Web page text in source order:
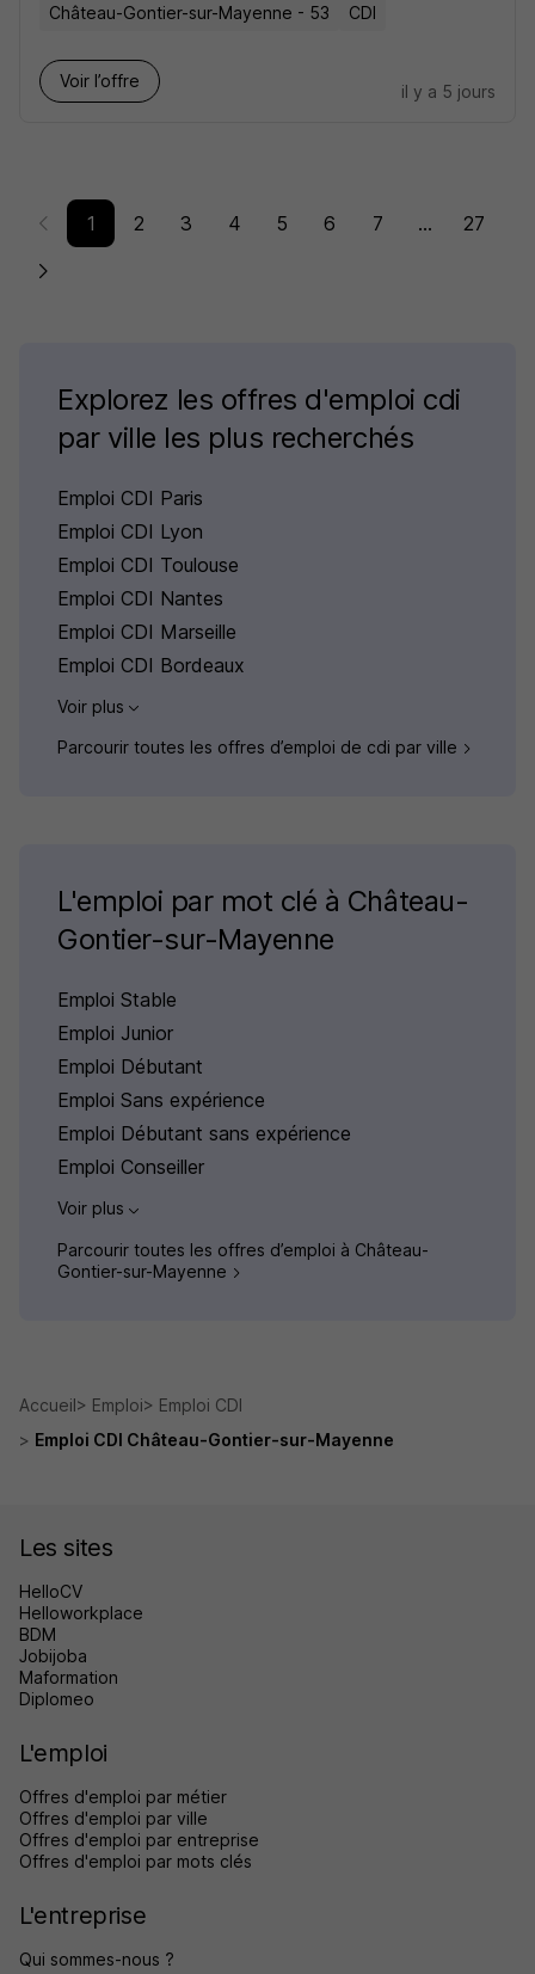
Château-Gontier-sur-Mayenne - 53 CDI
Voir l’offre
il y a 5 jours
1 2 3 4 5 6 7 ... 27
Explorez les offres d'emploi cdi
par ville les plus recherchés
Emploi CDI Paris
Emploi CDI Lyon
Emploi CDI Toulouse
Emploi CDI Nantes
Emploi CDI Marseille
Emploi CDI Bordeaux
Voir plus
Parcourir toutes les offres d’emploi de cdi par ville
L'emploi par mot clé à Château-
Gontier-sur-Mayenne
Emploi Stable
Emploi Junior
Emploi Débutant
Emploi Sans expérience
Emploi Débutant sans expérience
Emploi Conseiller
Voir plus
Parcourir toutes les offres d’emploi à Château-
Gontier-sur-Mayenne
Accueil Emploi
Emploi CDI
Emploi CDI Château-Gontier-sur-Mayenne
Les sites
HelloCV
Helloworkplace
BDM
Jobijoba
Maformation
Diplomeo
L'emploi
Offres d'emploi par métier
Offres d'emploi par ville
Offres d'emploi par entreprise
Offres d'emploi par mots clés
L'entreprise
Qui sommes-nous ?